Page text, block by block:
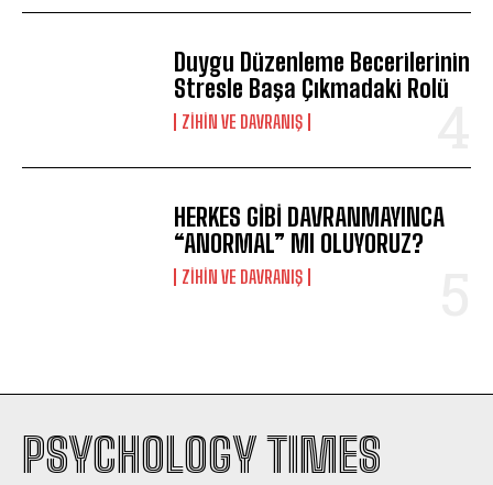
Duygu Düzenleme Becerilerinin
Stresle Başa Çıkmadaki Rolü
⁠ZIHIN VE DAVRANIŞ
HERKES GİBİ DAVRANMAYINCA
“ANORMAL” MI OLUYORUZ?
⁠ZIHIN VE DAVRANIŞ
PSYCHOLOGY TIMES